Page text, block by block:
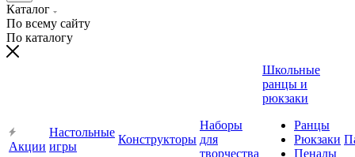
Каталог
По всему сайту
По каталогу
Акции
Настольные
игры
Конструкторы
Наборы
для
творчества
Школьные
ранцы и
рюкзаки
Ранцы
Рюкзаки
Пеналы